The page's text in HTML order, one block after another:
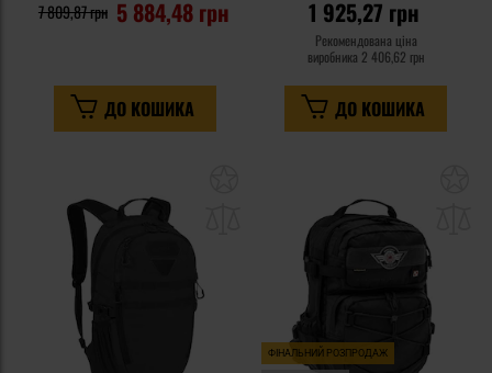
5 884,48 грн
7 809,87 грн
ДО КОШИКА
1 925,27 грн
Рекомендована ціна
виробника 2 406,62 грн
ДО КОШИКА
уподобань
ФІНАЛЬНИЙ РОЗПРОДАЖ